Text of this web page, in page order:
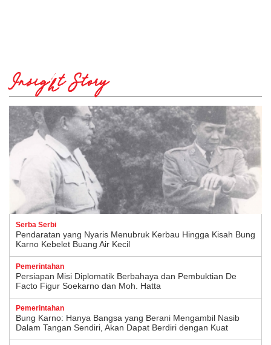
Insight Story
Serba Serbi
Pendaratan yang Nyaris Menubruk Kerbau Hingga Kisah Bung
Karno Kebelet Buang Air Kecil
Pemerintahan
Persiapan Misi Diplomatik Berbahaya dan Pembuktian De
Facto Figur Soekarno dan Moh. Hatta
Pemerintahan
Bung Karno: Hanya Bangsa yang Berani Mengambil Nasib
Dalam Tangan Sendiri, Akan Dapat Berdiri dengan Kuat